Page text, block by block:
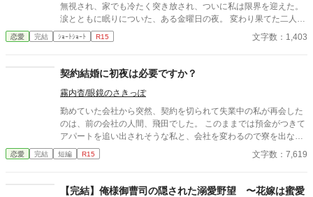
無視され、家でも冷たく突き放され、ついに私は限界を迎えた。
涙とともに眠りについた、ある金曜日の夜。 変わり果てた二人の
関係は、予想もしない結末を迎える。
恋愛 完結 ｼｮｰﾄｼｮｰﾄ R15 文字数：1,403
契約結婚に初夜は必要ですか？
霧内杳/眼鏡のさきっぽ
勤めていた会社から突然、契約を切られて失業中の私が再会した
のは、前の会社の人間、飛田でした。 このままでは預金がつきて
アパートを追い出されそうな私と、会社を変わるので寮を出なけ
ればならず食事その他家事が困る飛田。 そんな私たちは利害が一
致し、恋愛感情などなく結婚したのだけれど。 ……なぜか結婚初
恋愛 完結 短編 R15 文字数：7,619
【完結】俺様御曹司の隠された溺愛野望 〜花嫁は蜜愛